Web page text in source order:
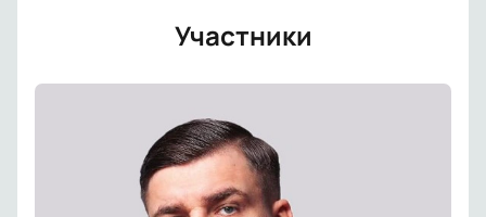
Участники